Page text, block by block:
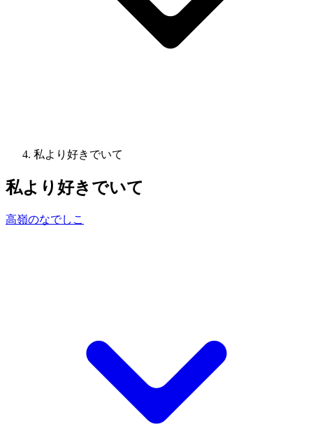
私より好きでいて
私より好きでいて
高嶺のなでしこ